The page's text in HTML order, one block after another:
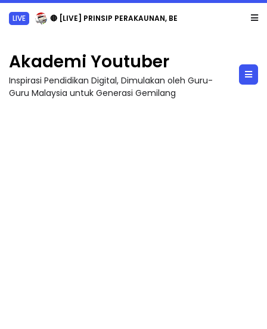
LIVE 🔴 [LIVE] PRINSIP PERAKAUNAN, BEDAH TUNTAS SOALAN 1 TRIAL OLEH CIKGU ...
Akademi Youtuber
Inspirasi Pendidikan Digital, Dimulakan oleh Guru-
Guru Malaysia untuk Generasi Gemilang